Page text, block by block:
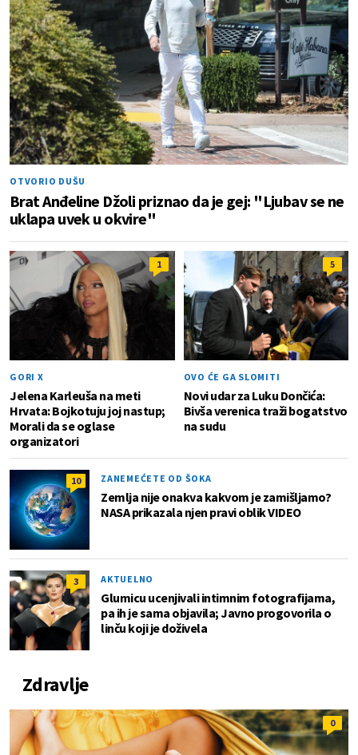
OTVORIO DUŠU
Brat Anđeline Džoli priznao da je gej: "Ljubav se ne
uklapa uvek u okvire"
1
GORI X
Jelena Karleuša na meti
Hrvata: Bojkotuju joj nastup;
Morali da se oglase
organizatori
5
OVO ĆE GA SLOMITI
Novi udar za Luku Dončića:
Bivša verenica traži bogatstvo
na sudu
10 ZANEMEĆETE OD ŠOKA
Zemlja nije onakva kakvom je zamišljamo?
NASA prikazala njen pravi oblik VIDEO
3 AKTUELNO
Glumicu ucenjivali intimnim fotografijama,
pa ih je sama objavila; Javno progovorila o
linču koji je doživela
Zdravlje
0